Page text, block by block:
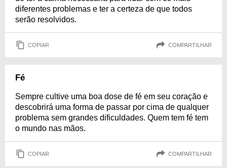
diferentes problemas e ter a certeza de que todos
serão resolvidos.
COPIAR COMPARTILHAR
Fé
Sempre cultive uma boa dose de fé em seu coração e
descobrirá uma forma de passar por cima de qualquer
problema sem grandes dificuldades. Quem tem fé tem
o mundo nas mãos.
COPIAR COMPARTILHAR